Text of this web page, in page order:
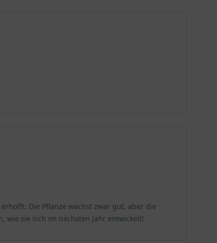
Die Pflanze wächst zwar gut, aber die
wie sie sich im nächsten Jahr entwickelt!